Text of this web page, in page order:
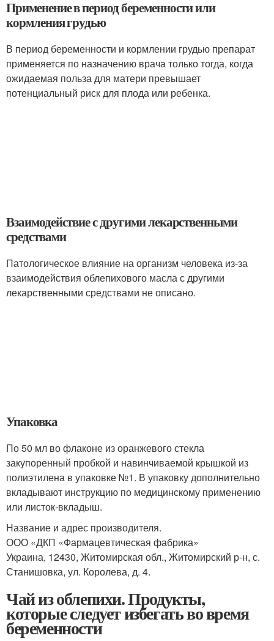
Применение в период беременности или
кормления грудью
В период беременности и кормлении грудью препарат
применяется по назначению врача только тогда, когда
ожидаемая польза для матери превышает
потенциальный риск для плода или ребенка.
Взаимодействие с другими лекарственными
средствами
Патологическое влияние на организм человека из-за
взаимодействия облепихового масла с другими
лекарственными средствами не описано.
Упаковка
По 50 мл во флаконе из оранжевого стекла
закупоренный пробкой и навинчиваемой крышкой из
полиэтилена в упаковке №1. В упаковку дополнительно
вкладывают инструкцию по медицинскому применению
или листок-вкладыш.
Название и адрес производителя.
ООО «ДКП «Фармацевтическая фабрика»
Украина, 12430, Житомирская обл., Житомирский р-н, с.
Станишовка, ул. Королева, д. 4.
Чай из облепихи. Продукты,
которые следует избегать во время
беременности